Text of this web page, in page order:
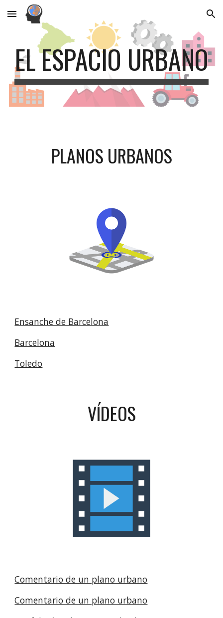
Skip to main content Skip to navigation
EL ESPACIO URBANO
PLANOS URBANOS
Ensanche de Barcelona
Barcelona
Toledo
VÍDEOS
Comentario de un plano urbano
Comentario de un plano urbano